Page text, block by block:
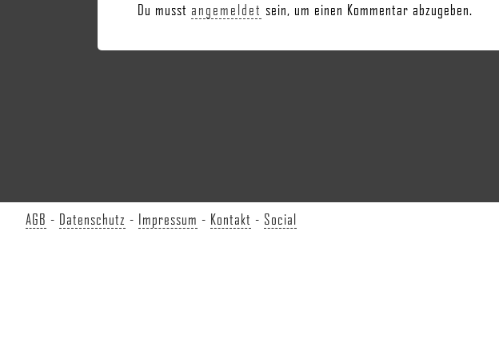
Du musst angemeldet sein, um einen Kommentar abzugeben.
AGB - Datenschutz - Impressum - Kontakt - Social